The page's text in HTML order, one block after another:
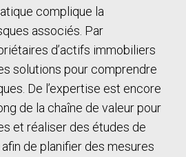
complique la
associés. Par
d’actifs immobiliers
solutions pour comprendre
De l’expertise est encore
de la chaîne de valeur pour
et réaliser des études de
de planifier des mesures